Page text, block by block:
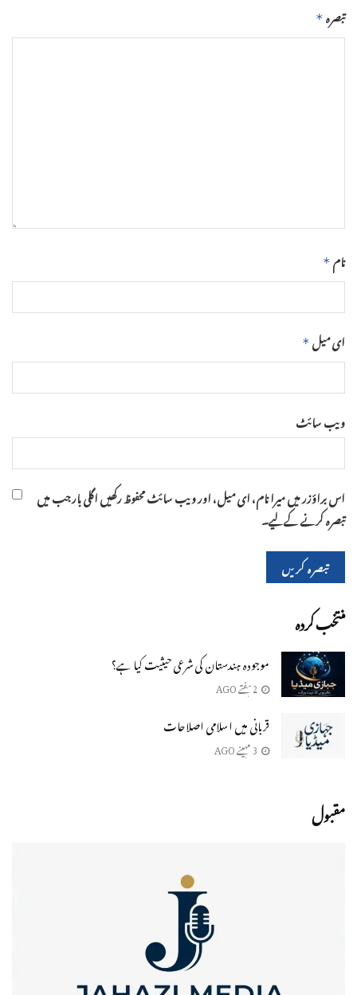
تبصرہ *
نام *
ای میل *
ویب‌ سائٹ
اس براؤزر میں میرا نام، ای میل، اور ویب سائٹ محفوظ رکھیں اگلی بار جب میں
تبصرہ کرنے کےلیے۔
منتخب کردہ
موجودہ ہندستان کی شرعی حیثیت کیا ہے؟
قربانی میں اسلامی اصلاحات
مقبول